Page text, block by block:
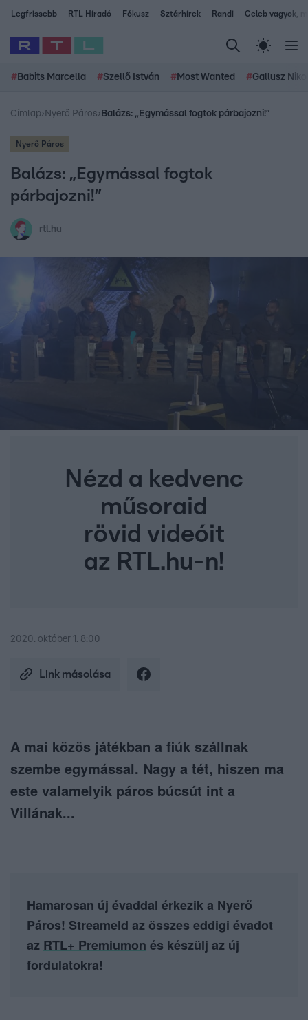
Legfrissebb RTL Híradó Fókusz Sztárhírek Randi Celeb vagyok,
# Babits Marcella #Szellő István # Most Wanted #Gallusz
Címlap› Nyerő Páros› Balázs: „Egymással fogtok párbajozni!”
Nyerő Páros
Balázs: „Egymással fogtok
párbajozni!”
rtl.hu
Nézd a kedvenc
műsoraid
rövid videóit
az RTL.hu-n!
2020. október 1. 8:00
Link másolása
A mai közös játékban a fiúk szállnak
szembe egymással. Nagy a tét, hiszen ma
este valamelyik páros búcsút int a
Villának...
Hamarosan új évaddal érkezik a Nyerő
Páros! Streameld az összes eddigi évadot
az RTL+ Premiumon és készülj az új
fordulatokra!